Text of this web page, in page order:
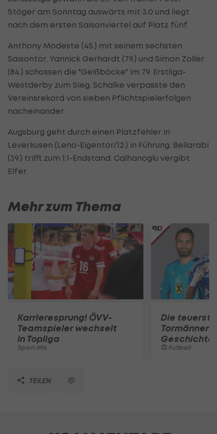
Stöger am Sonntag auswärts mit 3:0 und liegt
nach dem ersten Saisonviertel auf Platz fünf.
Anthony Modeste (45.) mit seinem sechsten
Saisontor, Yannick Gerhardt (79.) und Simon Zoller
(84.) schossen die "Geißböcke" im 79. Erstliga-
Westderby zum Sieg. Schalke verpasste den
Vereinsrekord von sieben Pflichtspielerfolgen
nacheinander.
Augsburg geht durch einen Platzfehler in
Leverkusen (Leno-Eigentor/12.) in Führung. Bellarabi
(39.) trifft zum 1:1-Endstand. Calhanoglu vergibt
Elfer.
Mehr zum Thema
Karrieresprung! ÖVV-
Teamspieler wechselt
in Topliga
Sport-Mix
Die
Tormänner
Geschichte
Fußball
TEILEN